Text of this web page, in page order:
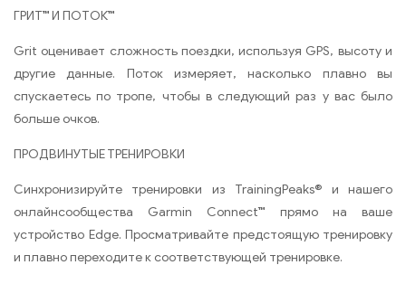
ГРИТ™ И ПОТОК™
Grit оценивает сложность поездки, используя GPS, высоту и
другие данные. Поток измеряет, насколько плавно вы
спускаетесь по тропе, чтобы в следующий раз у вас было
больше очков.
ПРОДВИНУТЫЕ ТРЕНИРОВКИ
Синхронизируйте тренировки из TrainingPeaks® и нашего
онлайнсообщества Garmin Connect™ прямо на ваше
устройство Edge. Просматривайте предстоящую тренировку
и плавно переходите к соответствующей тренировке.